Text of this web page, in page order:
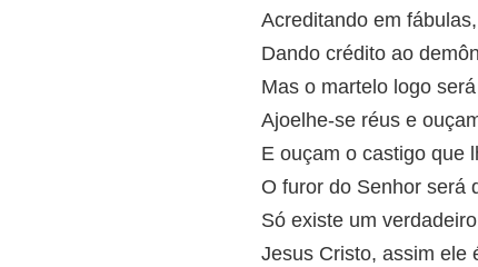
Acreditando em
Dando crédito ao
Mas o martelo logo
Ajoelhe-se réus e
E ouçam o castigo que
O furor do Senhor será
Só existe um
Jesus Cristo, assim ele